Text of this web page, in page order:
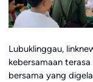
Lubuklinggau,
kebersamaan
bersama yang